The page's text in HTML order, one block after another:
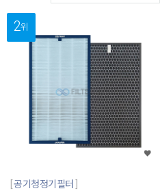
2위
공기청정기필터